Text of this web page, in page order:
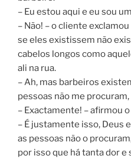
– Eu estou aqui e eu sou
– Não! – o cliente
se eles existissem não
cabelos longos como
ali na rua.
– Ah, mas barbeiros
pessoas não me
– Exactamente! – afirmou
– É justamente isso, Deus
as pessoas não o
por isso que há tanta dor